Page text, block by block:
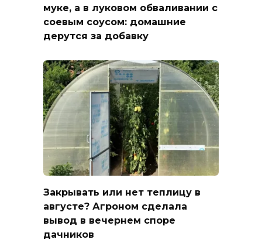
муке, а в луковом обваливании с
соевым соусом: домашние
дерутся за добавку
Закрывать или нет теплицу в
августе? Агроном сделала
вывод в вечернем споре
дачников